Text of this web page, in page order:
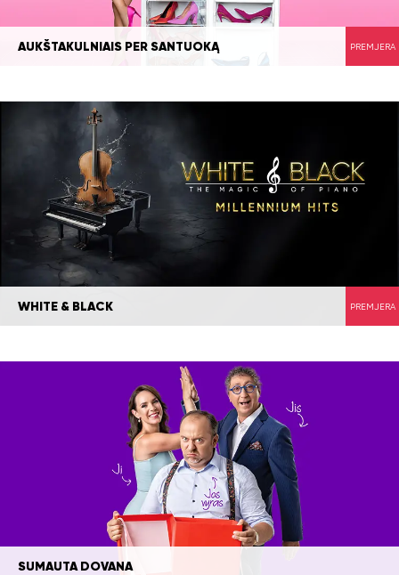
AUKŠTAKULNIAIS PER SANTUOKĄ PREMJERA
WHITE & BLACK PREMJERA
SUMAUTA DOVANA